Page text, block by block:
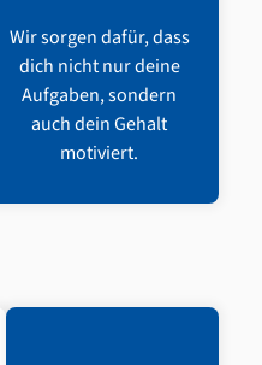
Wir sorgen dafür, dass
dich nicht nur deine
Aufgaben, sondern
auch dein Gehalt
motiviert.